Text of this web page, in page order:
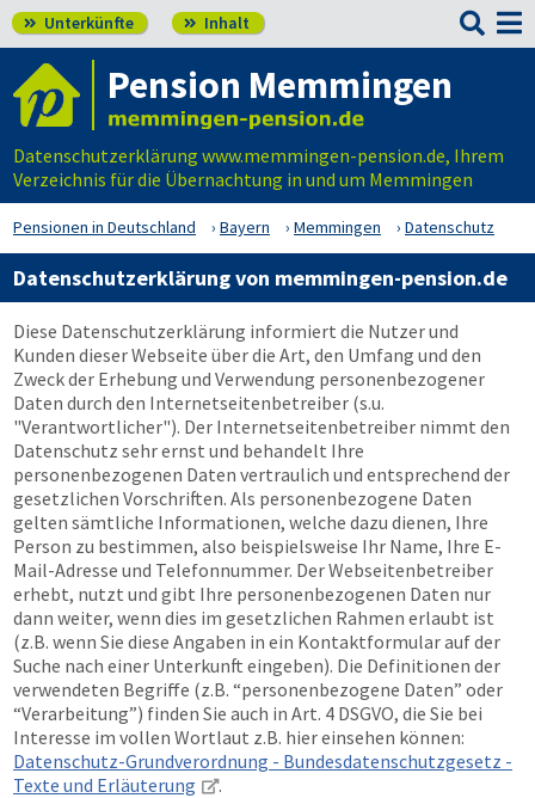
 Unterkünfte  Inhalt 
Pension Memmingen
Datenschutzerklärung www.memmingen-pension.de, Ihrem
Verzeichnis für die Übernachtung in und um Memmingen
Pensionen in Deutschland Bayern Memmingen Datenschutz
Datenschutzerklärung von memmingen-pension.de
Diese Datenschutzerklärung informiert die Nutzer und
Kunden dieser Webseite über die Art, den Umfang und den
Zweck der Erhebung und Verwendung personenbezogener
Daten durch den Internetseitenbetreiber (s.u.
"Verantwortlicher"). Der Internetseitenbetreiber nimmt den
Datenschutz sehr ernst und behandelt Ihre
personenbezogenen Daten vertraulich und entsprechend der
gesetzlichen Vorschriften. Als personenbezogene Daten
gelten sämtliche Informationen, welche dazu dienen, Ihre
Person zu bestimmen, also beispielsweise Ihr Name, Ihre E-
Mail-Adresse und Telefonnummer. Der Webseitenbetreiber
erhebt, nutzt und gibt Ihre personenbezogenen Daten nur
dann weiter, wenn dies im gesetzlichen Rahmen erlaubt ist
(z.B. wenn Sie diese Angaben in ein Kontaktformular auf der
Suche nach einer Unterkunft eingeben). Die Definitionen der
verwendeten Begriffe (z.B. “personenbezogene Daten” oder
“Verarbeitung”) finden Sie auch in Art. 4 DSGVO, die Sie bei
Interesse im vollen Wortlaut z.B. hier einsehen können:
Datenschutz-Grundverordnung - Bundesdatenschutzgesetz -
Texte und Erläuterung
.